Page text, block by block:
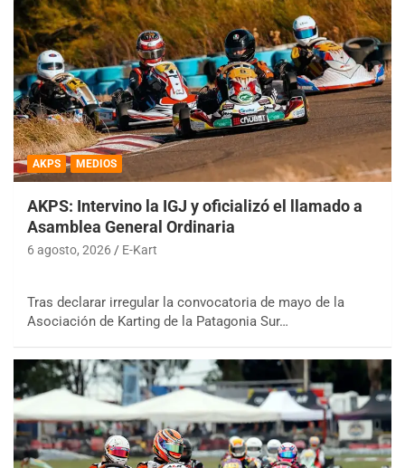
AKPS MEDIOS
AKPS: Intervino la IGJ y oficializó el llamado a
Asamblea General Ordinaria
6 agosto, 2026 E-Kart
Tras declarar irregular la convocatoria de mayo de la
Asociación de Karting de la Patagonia Sur…